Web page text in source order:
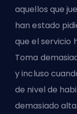
aquellos que
han estado
que el servicio
Toma
y incluso
de nivel de
demasiado alta.